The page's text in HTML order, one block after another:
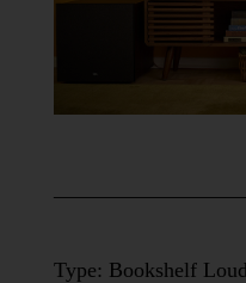
Type: Bookshelf